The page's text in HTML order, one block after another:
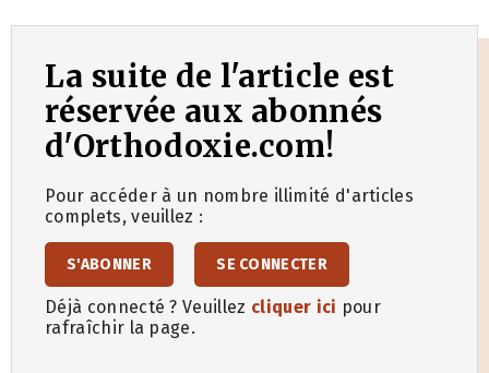
La suite de l'article est
réservée aux abonnés
d'Orthodoxie.com!
Pour accéder à un nombre illimité d'articles
complets, veuillez :
S'ABONNER SE CONNECTER
Déjà connecté ? Veuillez cliquer ici pour
rafraîchir la page.